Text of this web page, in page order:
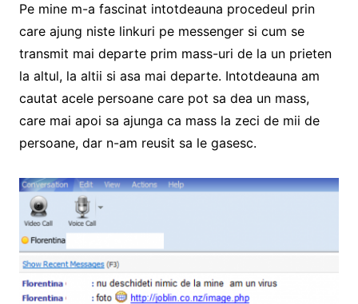
Pe mine m-a fascinat intotdeauna procedeul prin
care ajung niste linkuri pe messenger si cum se
transmit mai departe prim mass-uri de la un prieten
la altul, la altii si asa mai departe. Intotdeauna am
cautat acele persoane care pot sa dea un mass,
care mai apoi sa ajunga ca mass la zeci de mii de
persoane, dar n-am reusit sa le gasesc.